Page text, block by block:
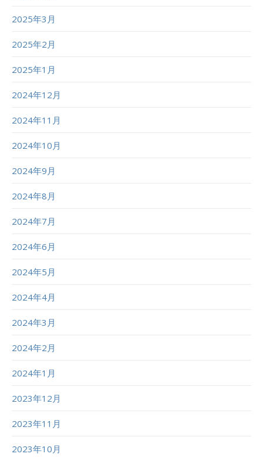
2025年3月
2025年2月
2025年1月
2024年12月
2024年11月
2024年10月
2024年9月
2024年8月
2024年7月
2024年6月
2024年5月
2024年4月
2024年3月
2024年2月
2024年1月
2023年12月
2023年11月
2023年10月